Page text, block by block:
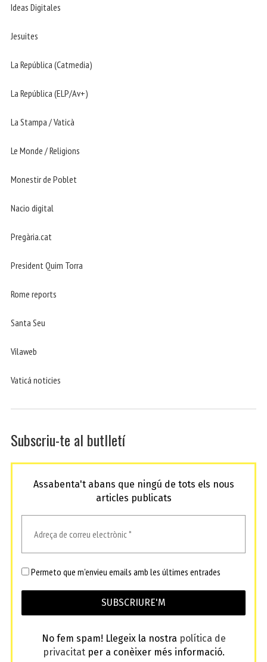
Ideas Digitales
Jesuites
La República (Catmedia)
La República (ELP/Av+)
La Stampa / Vaticà
Le Monde / Religions
Monestir de Poblet
Nacio digital
Pregària.cat
President Quim Torra
Rome reports
Santa Seu
Vilaweb
Vaticá noticies
Subscriu-te al butlletí
Assabenta't abans que ningú de tots els nous
articles publicats
Permeto que m'envieu emails amb les últimes entrades
No fem spam! Llegeix la nostra política de
privacitatper a conèixer més informació.